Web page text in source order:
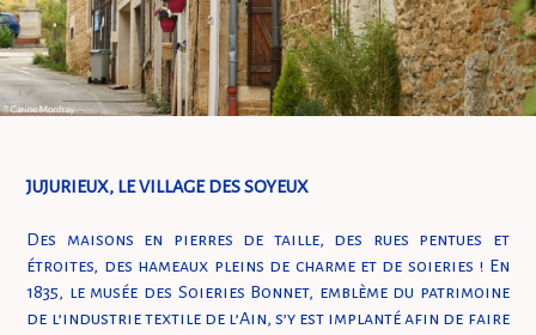
JUJURIEUX, LE VILLAGE DES SOYEUX
Des maisons en pierres de taille, des rues pentues et
étroites, des hameaux pleins de charme et de soieries ! En
1835, le musée des Soieries Bonnet, emblème du patrimoine
de l’industrie textile de l’Ain, s’y est implanté afin de faire